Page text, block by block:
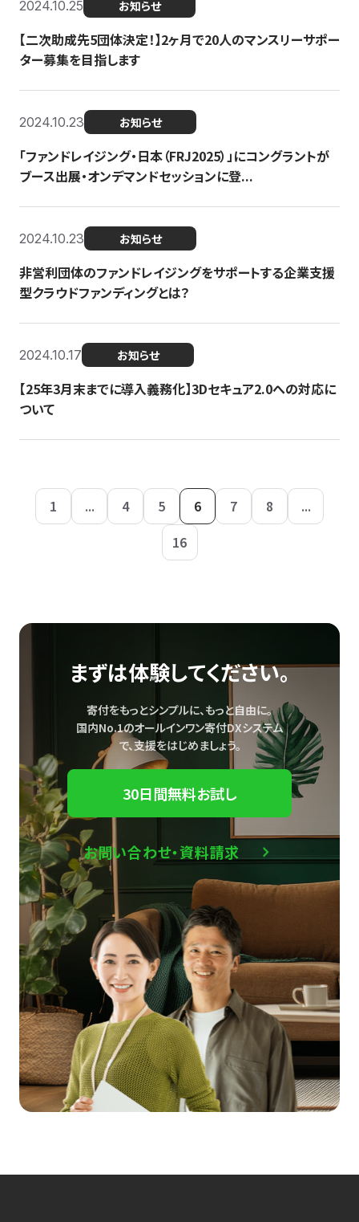
2024.10.25 お知らせ
【二次助成先5団体決定！】2ヶ月で20人のマンスリーサポー
ター募集を目指します
2024.10.23 お知らせ
「ファンドレイジング・日本（FRJ2025）」にコングラントが
ブース出展・オンデマンドセッションに登...
2024.10.23 お知らせ
非営利団体のファンドレイジングをサポートする企業支援
型クラウドファンディングとは？
2024.10.17 お知らせ
【25年3月末までに導入義務化】3Dセキュア2.0への対応に
ついて
1 ... 4 5 6 7 8
...
16
まずは体験してください。
寄付をもっとシンプルに、もっと自由に。
国内No.1のオールインワン寄付DXシステム
で、支援をはじめましょう。
30日間無料お試し
お問い合わせ・資料請求